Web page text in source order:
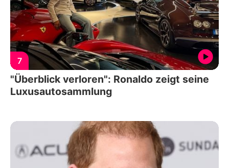
7
"Überblick verloren": Ronaldo zeigt seine
Luxusautosammlung